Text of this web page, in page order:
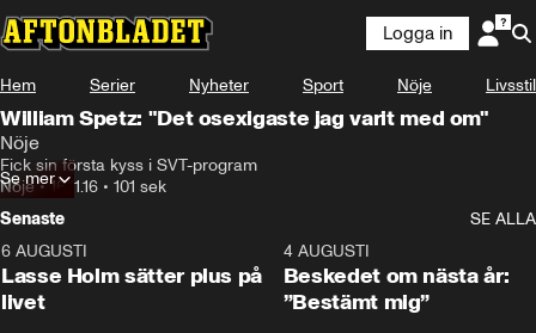
Logga in
Hem Serier Nyheter Sport Nöje Livsstil
William Spetz: "Det osexigaste jag varit med om"
Nöje
Fick sin första kyss i SVT-program
Nöje•16.11.16 • 101 sek
Se mer
Senaste
SE ALLA
6 AUGUSTI
Lasse Holm sätter plus på
livet
4 AUGUSTI
Beskedet om nästa år:
”Bestämt mig”